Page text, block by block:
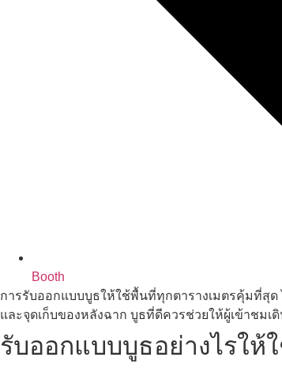
Booth
การรับออกแบบบูธให้ใช้พื้นที่ทุกตารางเมตรคุ้มที่สุ
และจุดเก็บของหลังฉาก บูธที่ดีควรช่วยให้ผู้เข้าชม
รับออกแบบบูธอย่างไรใ